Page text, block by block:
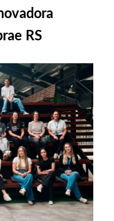
RS